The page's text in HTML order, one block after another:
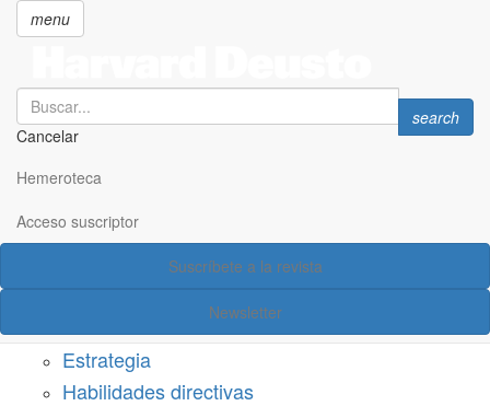
principal
menu
Search
Cancelar
Search
search
Hemeroteca
Acceso suscriptor
Suscríbete a la revista
Newsletter
Acceso suscriptor
Estrategia
Habilidades directivas